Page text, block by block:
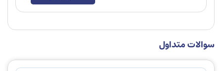
سوالات متداول